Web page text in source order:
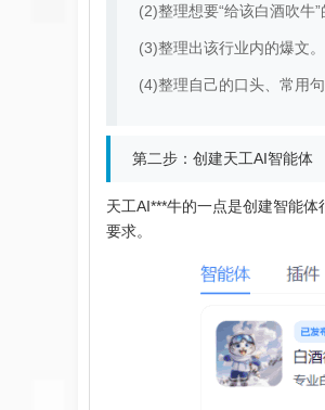
(2)整理想要“给该白酒吹牛”
(3)整理出该行业内的爆文。
(4)整理自己的口头、常用句
第二步：创建天工AI智能体
天工AI***牛的一点是创建智能
要求。